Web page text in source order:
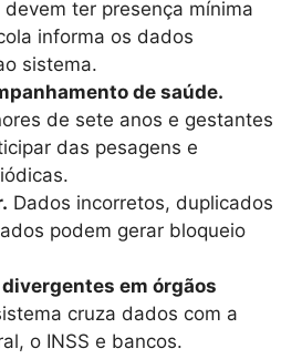
ter presença mínima
informa os dados
sistema.
de saúde.
de sete anos e gestantes
das pesagens e
Dados incorretos, duplicados
podem gerar bloqueio
em órgãos
cruza dados com a
o INSS e bancos.